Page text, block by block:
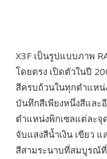
X3F เป็นรูปแบบภาพ
โดยตรง เปิดตัวในปี
สีครบถ้วนในทุกตำแหน่
บันทึกสีเพียงหนึ่งสีและ
ตำแหน่งพิกเซลแต่ละ
จับแสงสีน้ำเงิน เขียว
สีสามระนาบที่สมบูรณ์